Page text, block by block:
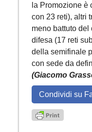
la Promozione è
con 23 reti), altri
meno battuto
difesa (17 reti
della semifinale
con sede da
(Giacomo
Condividi su